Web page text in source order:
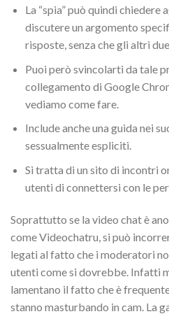
La “spia” può quindi chiedere
discutere un argomento
risposte, senza che gli altri
Puoi però svincolarti da tale
collegamento di Google
vediamo come fare.
Include anche una guida nei
sessualmente espliciti.
Si tratta di un sito di incontri
utenti di connettersi con le
Soprattutto se la video chat è
come Videochatru, si può
legati al fatto che i moderatori
utenti come si dovrebbe. Infatti
lamentano il fatto che è
stanno masturbando in cam. La